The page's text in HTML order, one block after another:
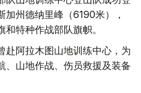
州德纳里峰（6190米），
特种作战部队旗帜。
赴阿拉木图山地训练中心，为
、山地作战、伤员救援及装备